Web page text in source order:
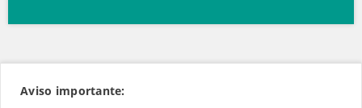
Aviso importante: